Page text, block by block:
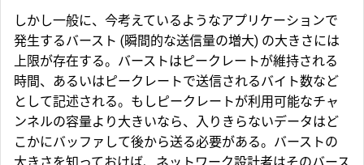
しかし一般に、今考えているようなアプリケーションで
発生するバースト (瞬間的な送信量の増大) の大きさには
上限が存在する。バーストはピークレートが維持される
時間、あるいはピークレートで送信されるバイト数など
として記述される。もしピークレートが利用可能なチャ
ンネルの容量より大きいなら、入りきらないデータはど
こかにバッファして後から送る必要がある。バーストの